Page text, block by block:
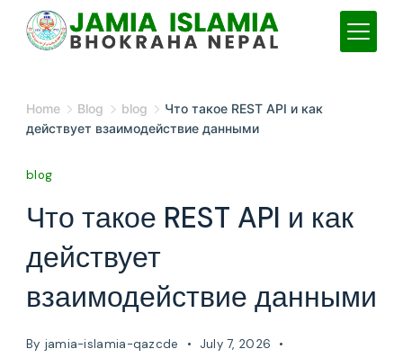
content
ISLAMIA
Home Blog blog
Что такое REST API и как
действует взаимодействие данными
blog
Что такое REST API и как
действует
взаимодействие данными
By jamia-islamia-qazcde
July 7, 2026